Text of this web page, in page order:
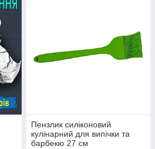
Пензлик силіконовий
кулінарний для випічки та
барбекю 27 см